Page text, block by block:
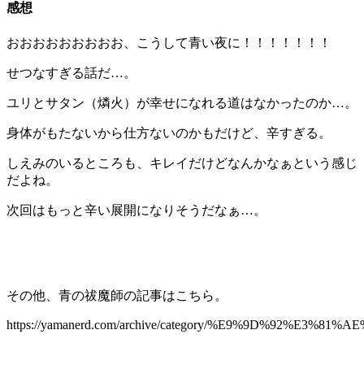
感想
おおおおおおおおお、こうして青い夜に！！！！！！！
せつなすぎる話だ…。
ユリとサタン（燐火）が幸せになれる道はなかったのか…。
身体がもたないから仕方ないのかもだけど、辛すぎる。
しえみのいるところも、キレイだけどなんかなぁという感じ
だよね。
次回はもっと辛い展開になりそうだなぁ…。
その他、青の祓魔師の記事はこちら。
https://yamanerd.com/archive/category/